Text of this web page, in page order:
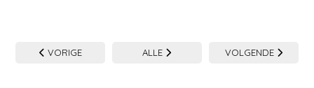
VORIGE ALLE VOLGENDE